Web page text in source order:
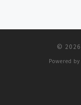
© 2026
Powered by